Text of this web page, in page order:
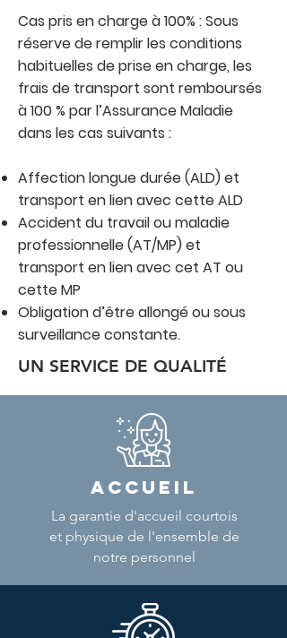
Cas pris en charge à 100% : Sous
réserve de remplir les conditions
habituelles de prise en charge, les
frais de transport sont remboursés
à 100 % par l’Assurance Maladie
dans les cas suivants :
Affection longue durée (ALD) et
transport en lien avec cette ALD
Accident du travail ou maladie
professionnelle (AT/MP) et
transport en lien avec cet AT ou
cette MP
Obligation d’être allongé ou sous
surveillance constante.
UN SERVICE DE QUALITÉ
ACCUEIL
La garantie d'accueil courtois
et physique de l'ensemble de
notre personnel